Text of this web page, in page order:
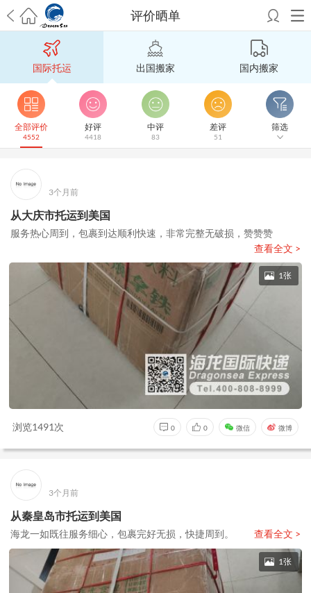
评价晒单
希望邮寄国际包裹顺利，从广州市国际快递邮寄到新西兰哪个公司好？
澳洲海运搬家回广州报关清关要怎么做？注意事项有哪些？ 青岛市国际
搬家服务到美国，搬家公司有哪些搬家方案？
大连市国际搬家服务到中
国台湾是一种怎样的体验？有人分享搬家经历吗？从长沙市国际快递邮
寄到韩国有哪些国际快递方式？用哪种好？
法国家具国际海运回国的方
法有哪些？具体怎么操作？
国际搬家：家具海运到奥克兰怎么样能省
跨国搬家服务：扬州跨国搬家到加拿大怎么更有保障？
新冠疫情会
输到澳大利亚，移民如何跨国搬家？
家怎么搬省钱？昆明搬家到美国，如何打包才能对国际长途运输放心？
张家界市托运到美国从厦门市托运到美国
市搬家到加拿大 从大连市搬家到英国 从佛山市搬家到美国从北京市搬家
国际托运 出国搬家 国内搬家
全部评价
4552
好评
4418
中评
83
差评
51
筛选
3个月前
从大庆市托运到美国
服务热心周到，包裹到达顺利快速，非常完整无破损，赞赞赞
查看全文 >
1张
浏览1491次 0 0 微信 微博
3个月前
从秦皇岛市托运到美国
海龙一如既往服务细心，包裹完好无损，快捷周到。 查看全文 >
1张